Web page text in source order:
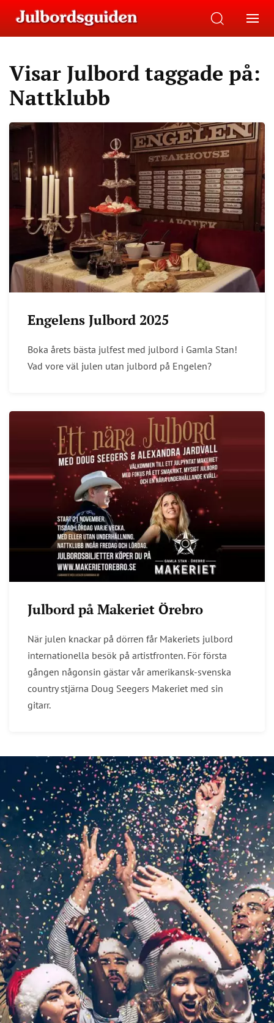
Visar Julbord taggade på:
Nattklubb
Engelens Julbord 2025
Boka årets bästa julfest med julbord i Gamla Stan!
Vad vore väl julen utan julbord på Engelen?
Julbord på Makeriet Örebro
När julen knackar på dörren får Makeriets julbord
internationella besök på artistfronten. För första
gången någonsin gästar vår amerikansk-svenska
country stjärna Doug Seegers Makeriet med sin
gitarr.